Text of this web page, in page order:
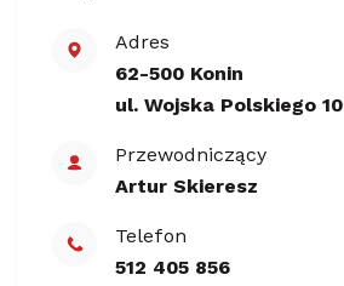
Adres
62-500 Konin
ul. Wojska Polskiego 10
Przewodniczący
Artur Skieresz
Telefon
512 405 856